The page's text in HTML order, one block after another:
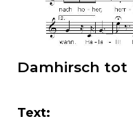
Damhirsch tot
Text: